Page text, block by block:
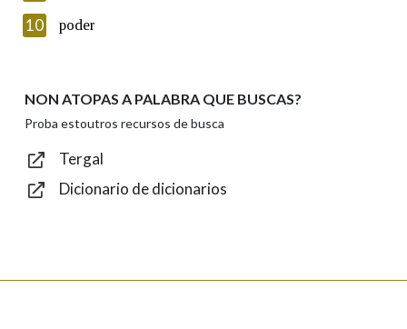
Introduce o código que aparece na imaxe:
Texto de verificación
10 poder
NON ATOPAS A PALABRA QUE BUSCAS?
Proba estoutros recursos de busca
Tergal
Dicionario de dicionarios